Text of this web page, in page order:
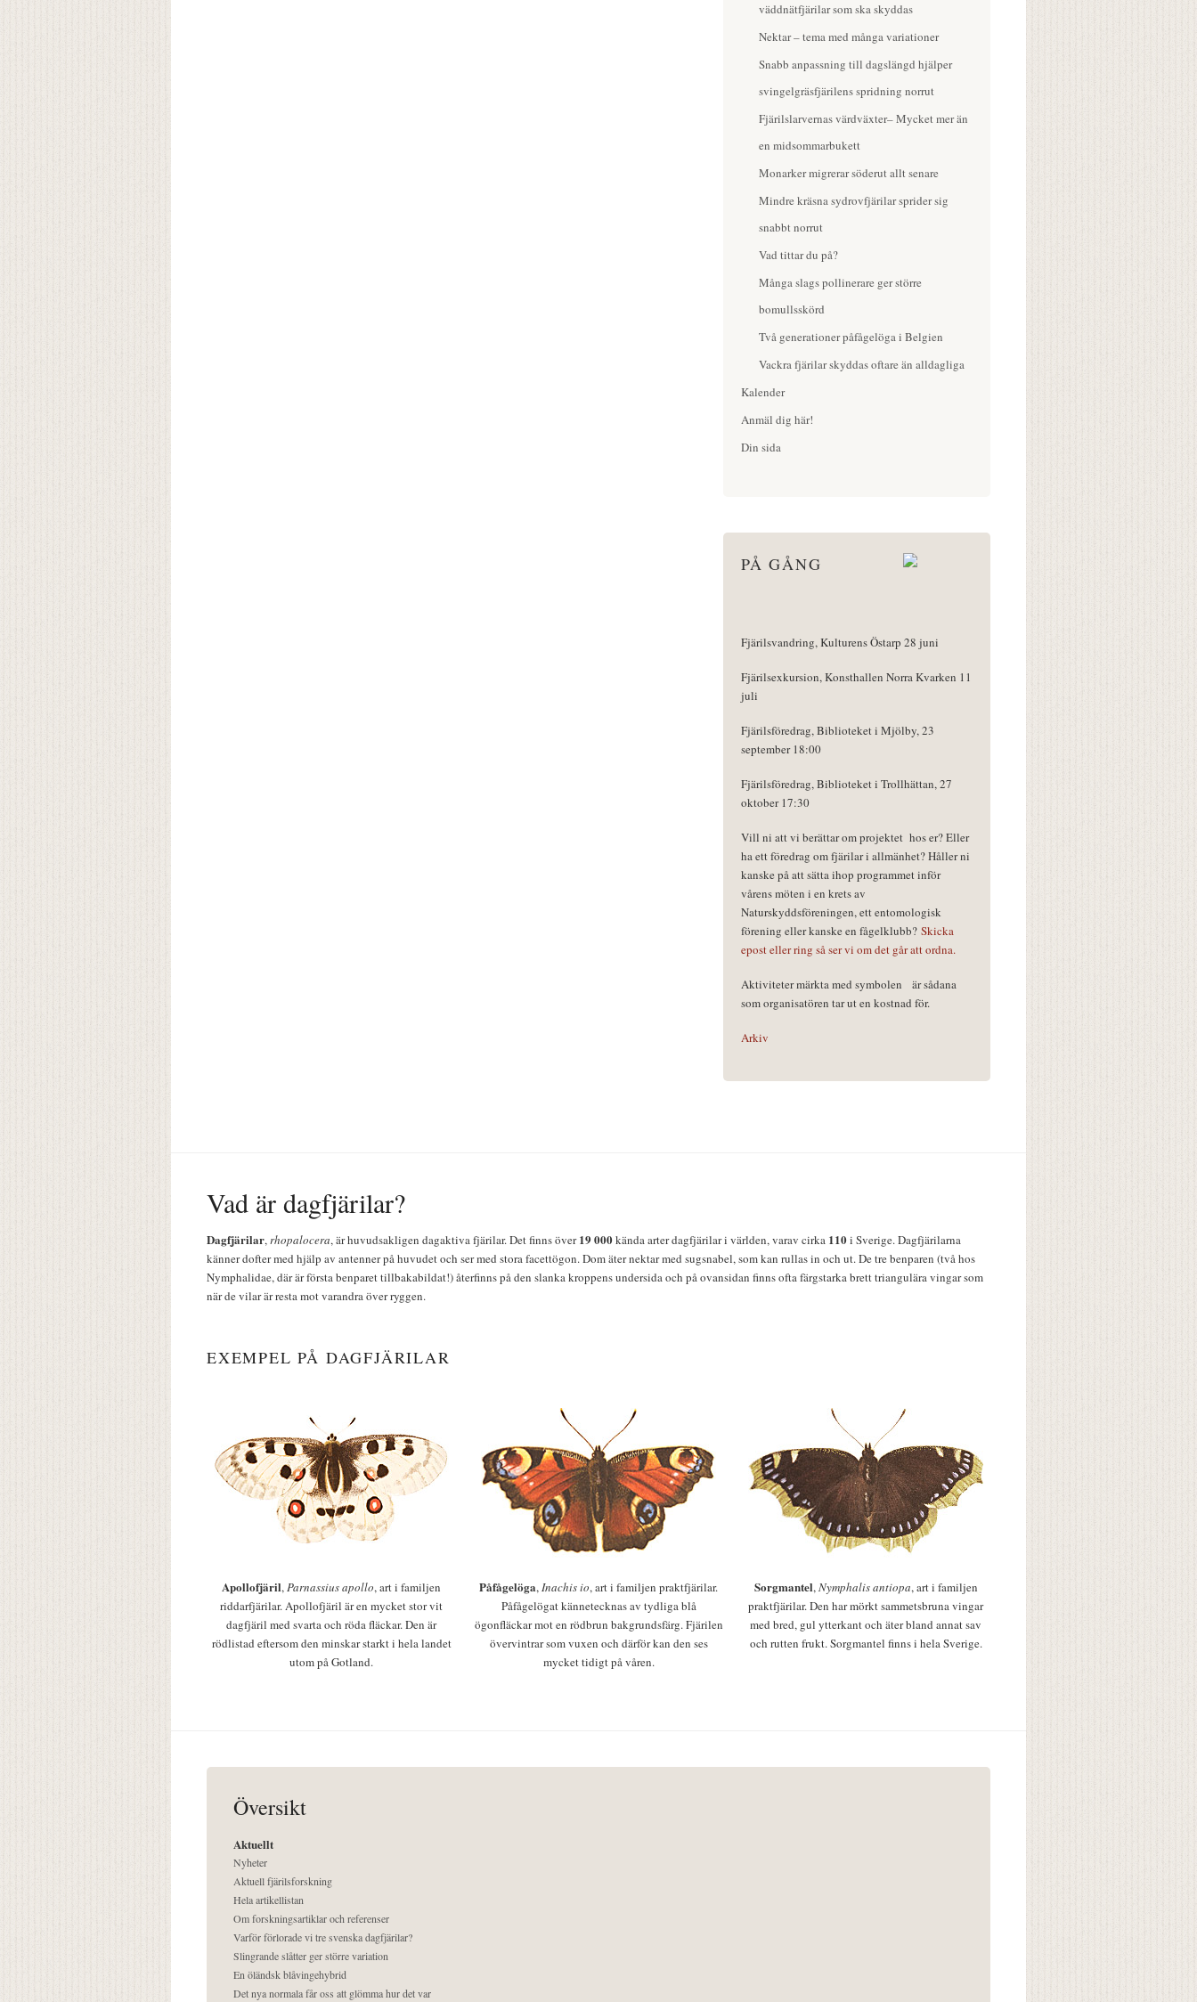
väddnätfjärilar som ska skyddas
Nektar – tema med många variationer
Snabb anpassning till dagslängd hjälper
svingelgräsfjärilens spridning norrut
Fjärilslarvernas värdväxter– Mycket mer än
en midsommarbukett
Monarker migrerar söderut allt senare
Mindre kräsna sydrovfjärilar sprider sig
snabbt norrut
Vad tittar du på?
Många slags pollinerare ger större
bomullsskörd
Två generationer påfågelöga i Belgien
Vackra fjärilar skyddas oftare än alldagliga
Kalender
Anmäl dig här!
Din sida
PÅ GÅNG
Fjärilsvandring, Kulturens Östarp 28 juni
Fjärilsexkursion, Konsthallen Norra Kvarken 11
juli
Fjärilsföredrag, Biblioteket i Mjölby, 23
september 18:00
Fjärilsföredrag, Biblioteket i Trollhättan, 27
oktober 17:30
Vill ni att vi berättar om projektet hos er? Eller
ha ett föredrag om fjärilar i allmänhet? Håller ni
kanske på att sätta ihop programmet inför
vårens möten i en krets av
Naturskyddsföreningen, ett entomologisk
förening eller kanske en fågelklubb? Skicka
epost eller ring så ser vi om det går att ordna.
Aktiviteter märkta med symbolen
är sådana
som organisatören tar ut en kostnad för.
Arkiv
Vad är dagfjärilar?
Dagfjärilar,rhopalocera, är huvudsakligen dagaktiva fjärilar. Det finns över19 000kända arter dagfjärilar i världen, varav cirka 110i Sverige. Dagfjärilarna
känner dofter med hjälp av antenner på huvudet och ser med stora facettögon. Dom äter nektar med sugsnabel, som kan rullas in och ut. De tre benparen (två hos
Nymphalidae, där är första benparet tillbakabildat!) återfinns på den slanka kroppens undersida och på ovansidan finns ofta färgstarka brett triangulära vingar som
när de vilar är resta mot varandra över ryggen.
EXEMPEL PÅ DAGFJÄRILAR
Apollofjäril,Parnassius apollo, art i familjen
riddarfjärilar. Apollofjäril är en mycket stor vit
dagfjäril med svarta och röda fläckar. Den är
rödlistad eftersom den minskar starkt i hela landet
utom på Gotland.
Påfågelöga,Inachis io, art i familjen praktfjärilar.
Påfågelögat kännetecknas av tydliga blå
ögonfläckar mot en rödbrun bakgrundsfärg. Fjärilen
övervintrar som vuxen och därför kan den ses
mycket tidigt på våren.
Sorgmantel,Nymphalis antiopa, art i familjen
praktfjärilar. Den har mörkt sammetsbruna vingar
med bred, gul ytterkant och äter bland annat sav
och rutten frukt. Sorgmantel finns i hela Sverige.
Översikt
Aktuellt
Nyheter
Aktuell fjärilsforskning
Hela artikellistan
Om forskningsartiklar och referenser
Varför förlorade vi tre svenska dagfjärilar?
Slingrande slåtter ger större variation
En öländsk blåvingehybrid
Det nya normala får oss att glömma hur det var